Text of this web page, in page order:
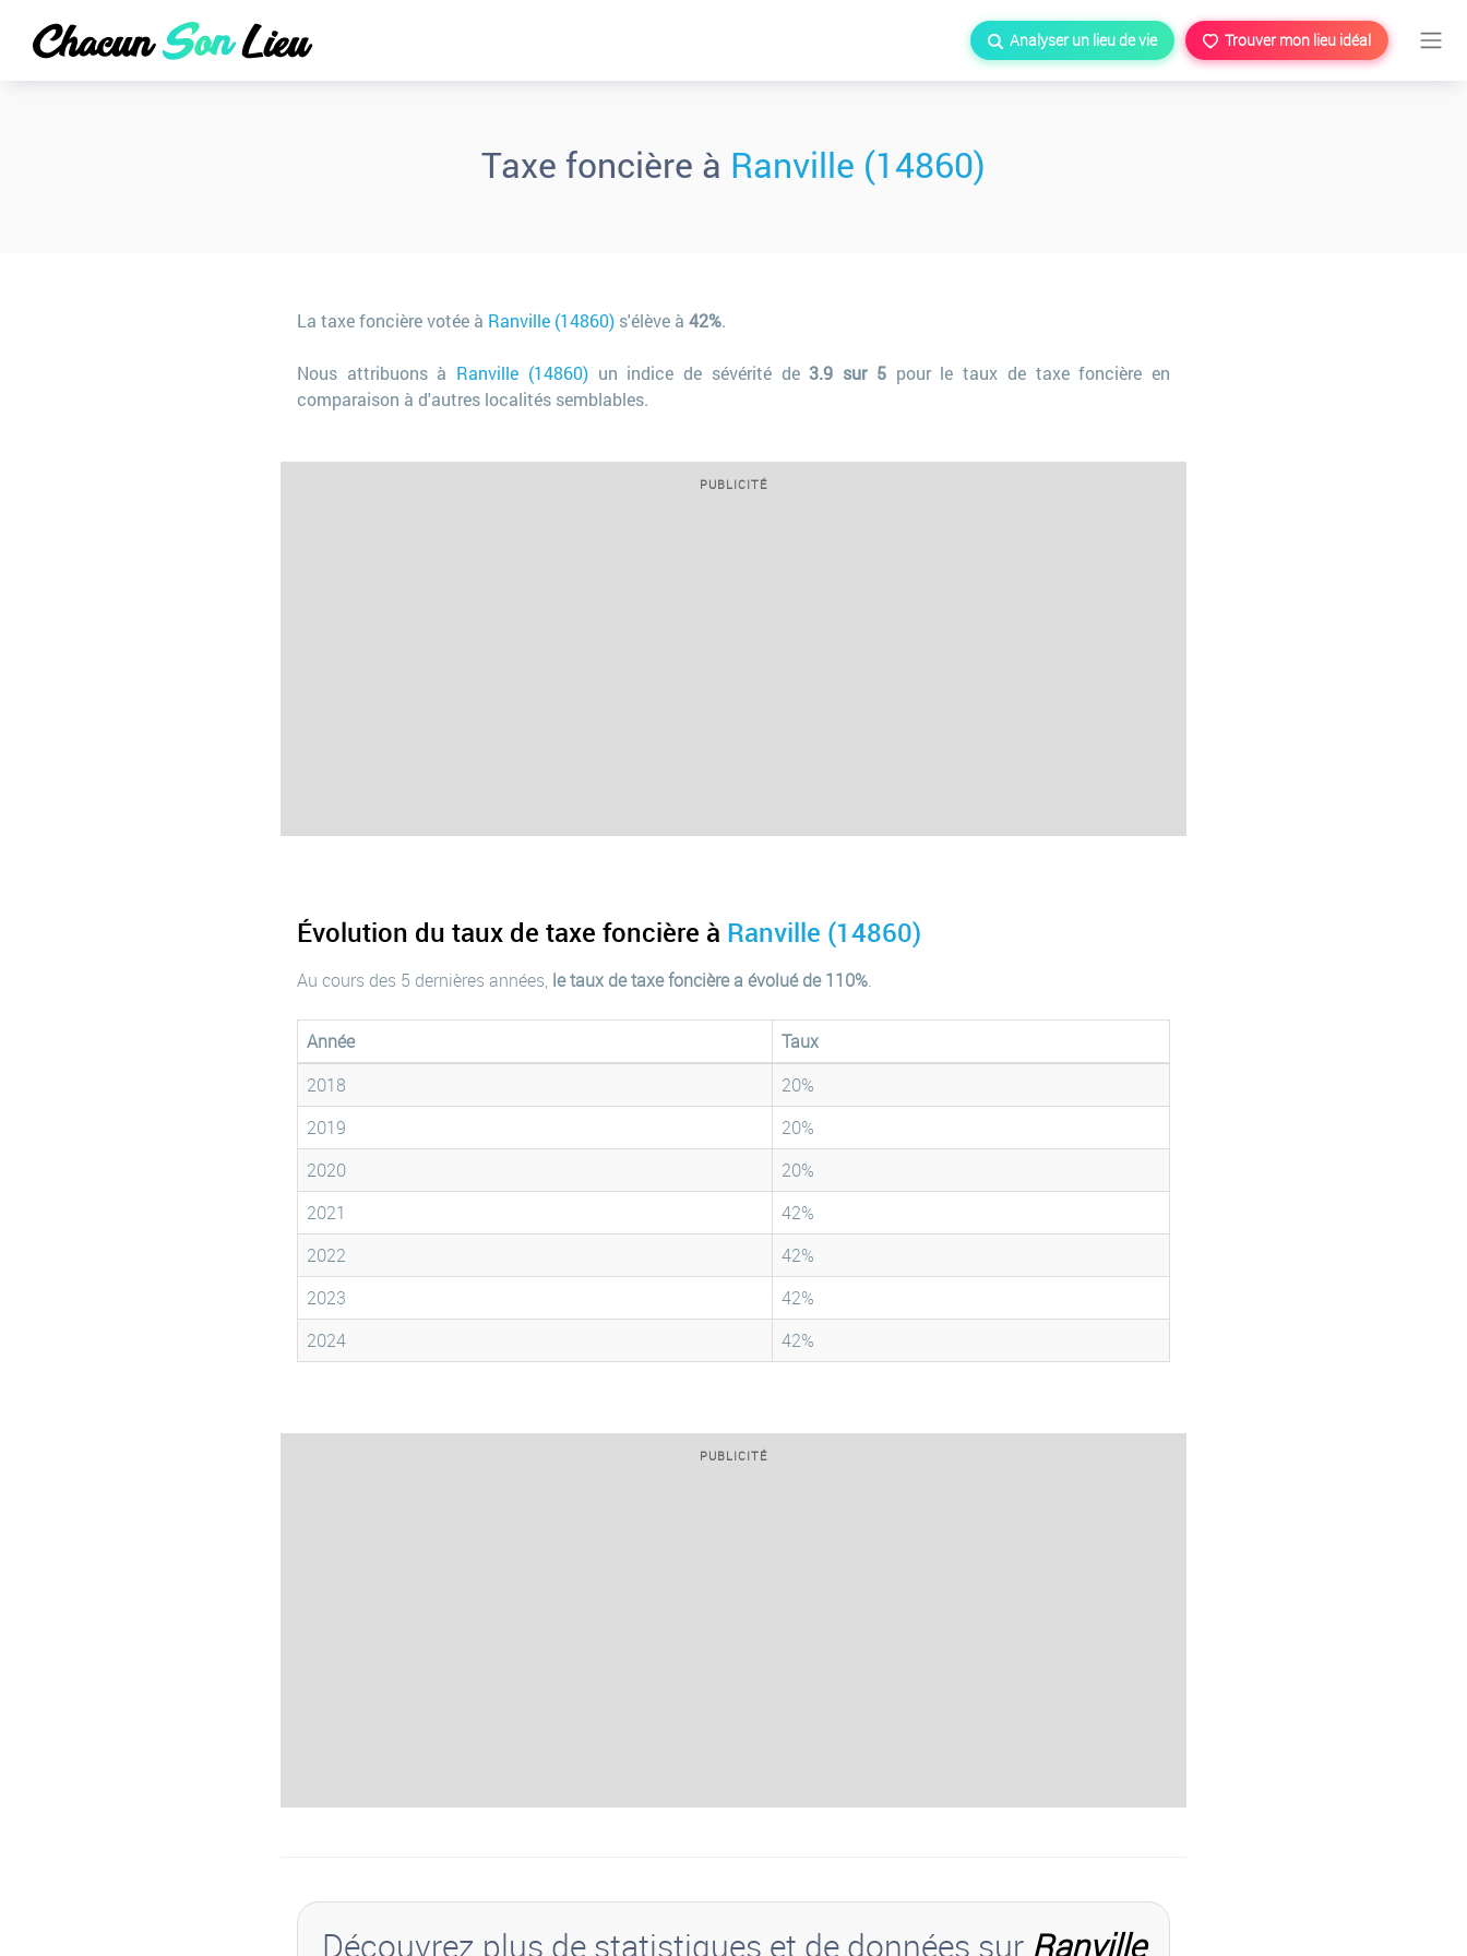
Analyser un lieu de vie Trouver mon lieu idéal
Taxe foncière à Ranville (14860)
La taxe foncière votée à Ranville (14860) s'élève à 42%.
Nous attribuons à Ranville (14860)un indice de sévérité de 3.9 sur 5pour le taux de taxe foncière en
comparaison à d'autres localités semblables.
PUBLICITÉ
Évolution du taux de taxe foncière à Ranville (14860)
Au cours des 5 dernières années, le taux de taxe foncière a évolué de 110%.
Année
Taux
2018
20%
2019
20%
2020
20%
2021
42%
2022
42%
2023
42%
2024
42%
PUBLICITÉ
Découvrez plus de statistiques et de données sur Ranville